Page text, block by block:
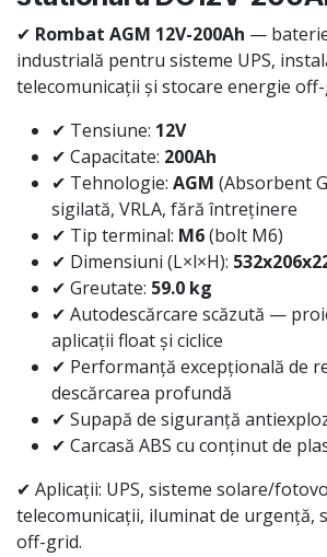
✔ Rombat AGM 12V-200Ah —
industrială pentru sisteme UPS,
telecomunicații și stocare energie
✔ Tensiune: 12V
✔ Capacitate: 200Ah
✔ Tehnologie: AGM (Absorbent
sigilată, VRLA, fără întreținere
✔ Tip terminal: M6(bolt M6)
✔ Dimensiuni (L×l×H):
✔ Greutate: 59.0 kg
✔ Autodescărcare scăzută —
aplicații float și ciclice
✔ Performanță excepțională de
descărcarea profundă
✔ Supapă de siguranță
✔ Carcasă ABS cu conținut de
✔ Aplicații: UPS, sisteme solare/
telecomunicații, iluminat de urgență,
off-grid.